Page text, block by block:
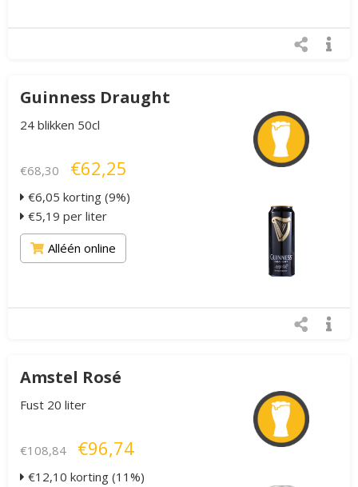
Guinness Draught
24 blikken 50cl
€68,30 €62,25
€6,05 korting (9%)
€5,19 per liter
Alléén online
Amstel Rosé
Fust 20 liter
€108,84 €96,74
€12,10 korting (11%)